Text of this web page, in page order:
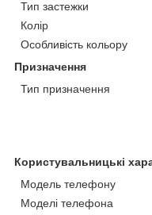
Тип застежки
Колір
Особливість кольору
Призначення
Тип призначення
Користувальницькі
Модель телефону
Моделі телефона